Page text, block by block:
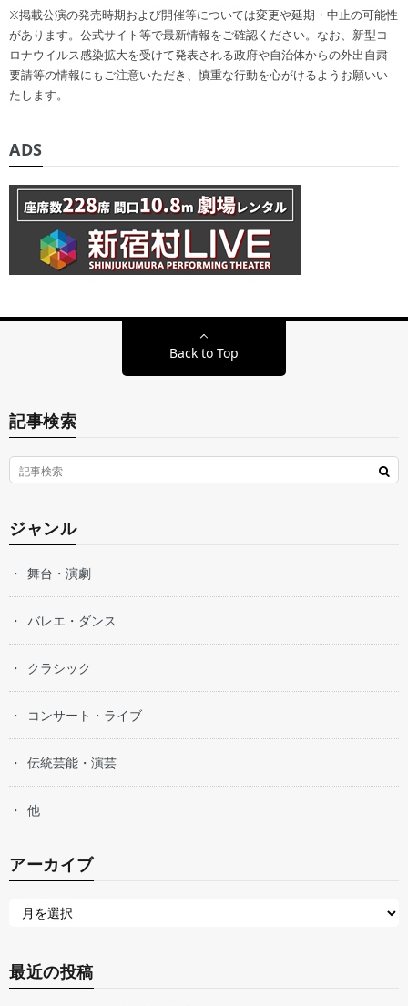
※掲載公演の発売時期および開催等については変更や延期・中止の可能性
があります。公式サイト等で最新情報をご確認ください。なお、新型コ
ロナウイルス感染拡大を受けて発表される政府や自治体からの外出自粛
要請等の情報にもご注意いただき、慎重な行動を心がけるようお願いい
たします。
ADS
Back to Top
記事検索
ジャンル
舞台・演劇
バレエ・ダンス
クラシック
コンサート・ライブ
伝統芸能・演芸
他
アーカイブ
最近の投稿